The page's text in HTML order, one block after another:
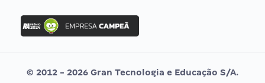
Concurso Ibama
Concurso MPU
Editais publicados
Vunesp
© 2012 - 2026 Gran Tecnologia e Educação S/A.